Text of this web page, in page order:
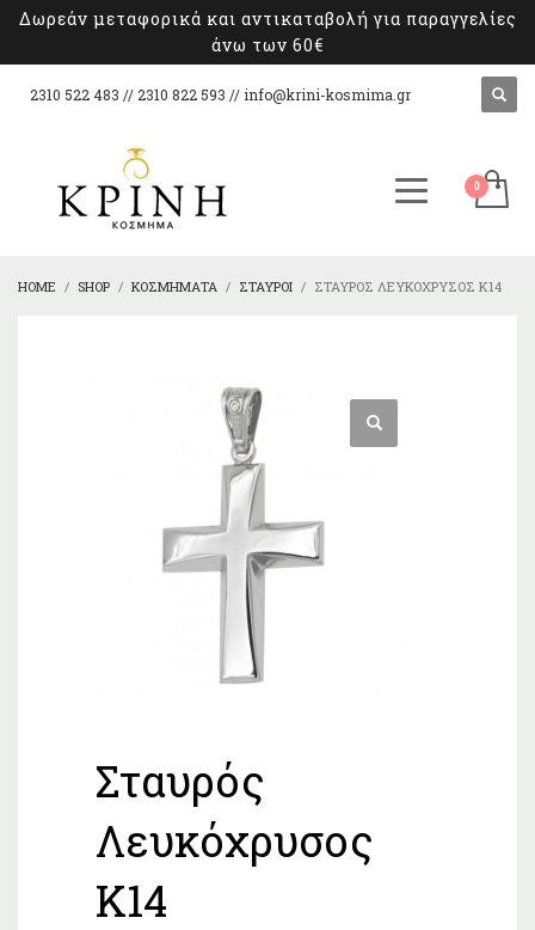
Δωρεάν μεταφορικά και αντικαταβολή για παραγγελίες
άνω των 60€
2310 522 483 // 2310 822 593 // info@krini-kosmima.gr
HOME SHOP ΚΟΣΜΉΜΑΤΑ ΣΤΑΥΡΟΊ ΣΤΑΥΡΌΣ ΛΕΥΚΌΧΡΥΣΟΣ Κ14
Σταυρός
Λευκόχρυσος
Κ14